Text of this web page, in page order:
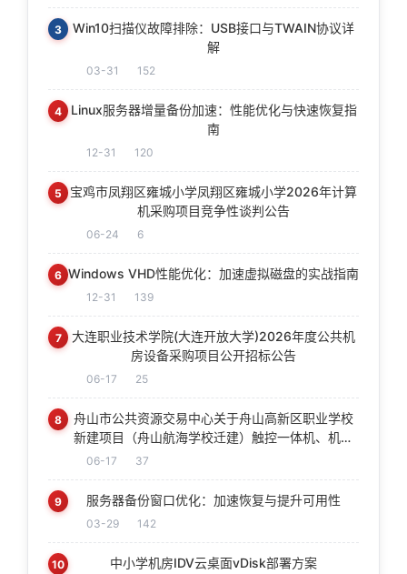
3
Win10扫描仪故障排除：USB接口与TWAIN协议详
解
03-31 152
4
Linux服务器增量备份加速：性能优化与快速恢复指
南
12-31 120
5
宝鸡市凤翔区雍城小学凤翔区雍城小学2026年计算
机采购项目竞争性谈判公告
06-24 6
6 Windows VHD性能优化：加速虚拟磁盘的实战指南
12-31 139
7
大连职业技术学院(大连开放大学)2026年度公共机
房设备采购项目公开招标公告
06-17 25
8
舟山市公共资源交易中心关于舟山高新区职业学校
新建项目（舟山航海学校迁建）触控一体机、机房
设备采购（重新采购）中标(成交)结果公告
06-17 37
9 服务器备份窗口优化：加速恢复与提升可用性
03-29 142
10 中小学机房IDV云桌面vDisk部署方案